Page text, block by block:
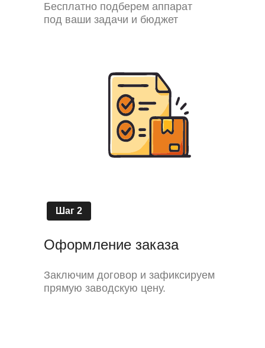
Шаг 2
Заключим договор и зафиксируем
прямую заводскую цену.
Оформление заказа
Бесплатно подберем аппарат
под ваши задачи и бюджет